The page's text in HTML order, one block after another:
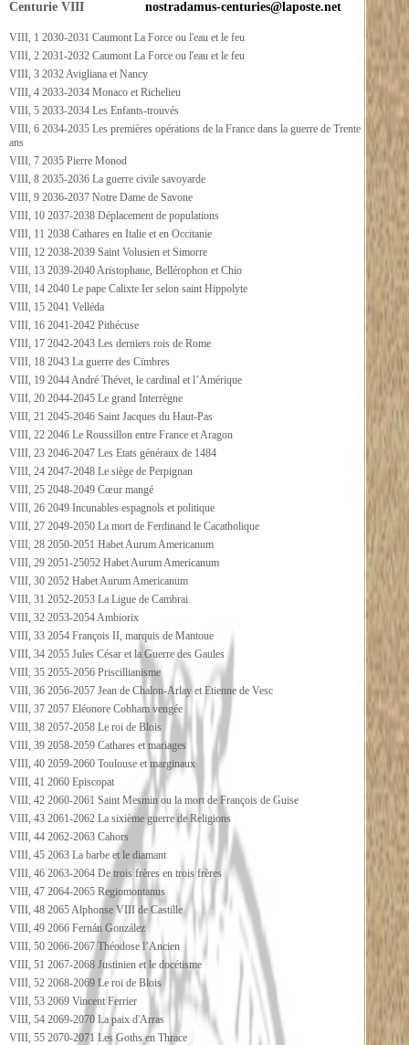
Centurie VIII
VIII, 1 2030-2031 Caumont La Force ou l'eau et le feu
VIII, 2 2031-2032 Caumont La Force ou l'eau et le feu
VIII, 3 2032 Avigliana et Nancy
VIII, 4 2033-2034 Monaco et Richelieu
VIII, 5 2033-2034 Les Enfants-trouvés
VIII, 6 2034-2035 Les premières opérations de la France dans la guerre de Trente
ans
VIII, 7 2035 Pierre Monod
VIII, 8 2035-2036 La guerre civile savoyarde
VIII, 9 2036-2037 Notre Dame de Savone
VIII, 10 2037-2038 Déplacement de populations
VIII, 11 2038 Cathares en Italie et en Occitanie
VIII, 12 2038-2039 Saint Volusien et Simorre
VIII, 13 2039-2040 Aristophane, Bellérophon et Chio
VIII, 14 2040 Le pape Calixte Ier selon saint Hippolyte
VIII, 15 2041 Velléda
VIII, 16 2041-2042 Pithécuse
VIII, 17 2042-2043 Les derniers rois de Rome
VIII, 18 2043 La guerre des Cimbres
VIII, 19 2044 André Thévet, le cardinal et l’Amérique
VIII, 20 2044-2045 Le grand Interrègne
VIII, 21 2045-2046 Saint Jacques du Haut-Pas
VIII, 22 2046 Le Roussillon entre France et Aragon
VIII, 23 2046-2047 Les Etats généraux de 1484
VIII, 24 2047-2048 Le siège de Perpignan
VIII, 25 2048-2049 Cœur mangé
VIII, 26 2049 Incunables espagnols et politique
VIII, 27 2049-2050 La mort de Ferdinand le Cacatholique
VIII, 28 2050-2051 Habet Aurum Americanum
VIII, 29 2051-25052 Habet Aurum Americanum
VIII, 30 2052 Habet Aurum Americanum
VIII, 31 2052-2053 La Ligue de Cambrai
VIII, 32 2053-2054 Ambiorix
VIII, 33 2054 François II, marquis de Mantoue
VIII, 34 2055 Jules César et la Guerre des Gaules
VIII, 35 2055-2056 Priscillianisme
VIII, 36 2056-2057 Jean de Chalon-Arlay et Etienne de Vesc
VIII, 37 2057 Eléonore Cobham vengée
VIII, 38 2057-2058 Le roi de Blois
VIII, 39 2058-2059 Cathares et mariages
VIII, 40 2059-2060 Toulouse et marginaux
VIII, 41 2060 Episcopat
VIII, 42 2060-2061 Saint Mesmin ou la mort de François de Guise
VIII, 43 2061-2062 La sixième guerre de Religions
VIII, 44 2062-2063 Cahors
VIII, 45 2063 La barbe et le diamant
VIII, 46 2063-2064 De trois frères en trois frères
VIII, 47 2064-2065 Regiomontanus
VIII, 48 2065 Alphonse VIII de Castille
VIII, 49 2066 Fernán González
VIII, 50 2066-2067 Théodose l’Ancien
VIII, 51 2067-2068 Justinien et le docétisme
VIII, 52 2068-2069 Le roi de Blois
VIII, 53 2069 Vincent Ferrier
VIII, 54 2069-2070 La paix d'Arras
VIII, 55 2070-2071 Les Goths en Thrace
nostradamus-centuries@laposte.net